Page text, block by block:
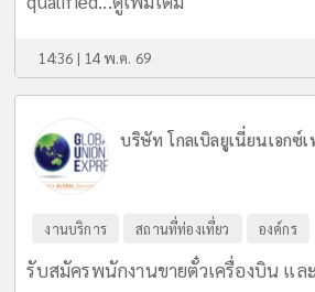
14:36 | 14 พ.ค. 69
บริษัท โกลเบิลยูเนี่ยนเอกซ์
งานบริการ สถานที่ท่องเที่ยว องค์กร
รับสมัครพนักงานขายตั๋วเครื่องบิน แ